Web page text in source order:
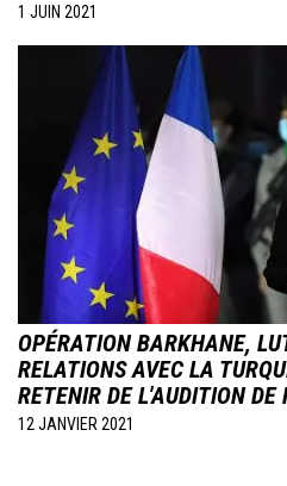
1 JUIN 2021
OPÉRATION BARKHANE,
RELATIONS AVEC LA
RETENIR DE L'AUDITION DE
12 JANVIER 2021